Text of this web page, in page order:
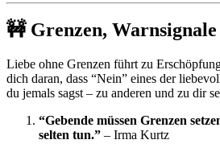
🚧 Grenzen, Warnsignale
Liebe ohne Grenzen führt zu
dich daran, dass “Nein” eines der
du jemals sagst – zu anderen und zu dir
“Gebende müssen Grenzen
selten tun.” – Irma Kurtz